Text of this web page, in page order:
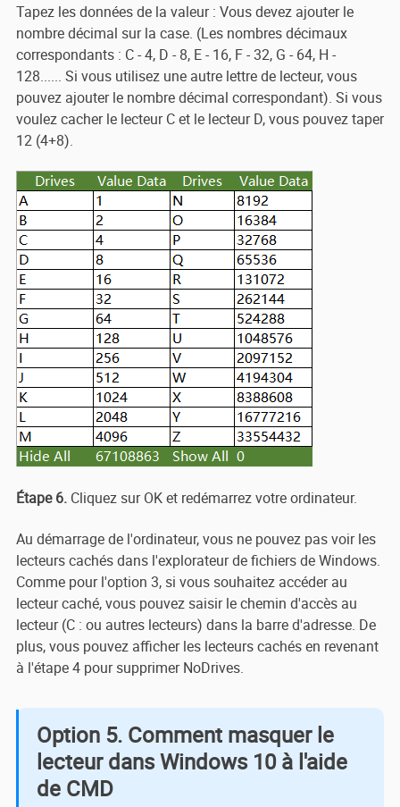
Tapez les données de la valeur : Vous devez ajouter le
nombre décimal sur la case. (Les nombres décimaux
correspondants : C - 4, D - 8, E - 16, F - 32, G - 64, H -
128...... Si vous utilisez une autre lettre de lecteur, vous
pouvez ajouter le nombre décimal correspondant). Si vous
voulez cacher le lecteur C et le lecteur D, vous pouvez taper
12 (4+8).
Étape 6. Cliquez sur OK et redémarrez votre ordinateur.
Au démarrage de l'ordinateur, vous ne pouvez pas voir les
lecteurs cachés dans l'explorateur de fichiers de Windows.
Comme pour l'option 3, si vous souhaitez accéder au
lecteur caché, vous pouvez saisir le chemin d'accès au
lecteur (C : ou autres lecteurs) dans la barre d'adresse. De
plus, vous pouvez afficher les lecteurs cachés en revenant
à l'étape 4 pour supprimer NoDrives.
Option 5. Comment masquer le
lecteur dans Windows 10 à l'aide
de CMD